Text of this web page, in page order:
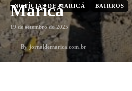
Maricá
NOTÍCIAS DE MARICÁ BAIRROS
19 de setembro de 2025
By jornaldemarica.com.br